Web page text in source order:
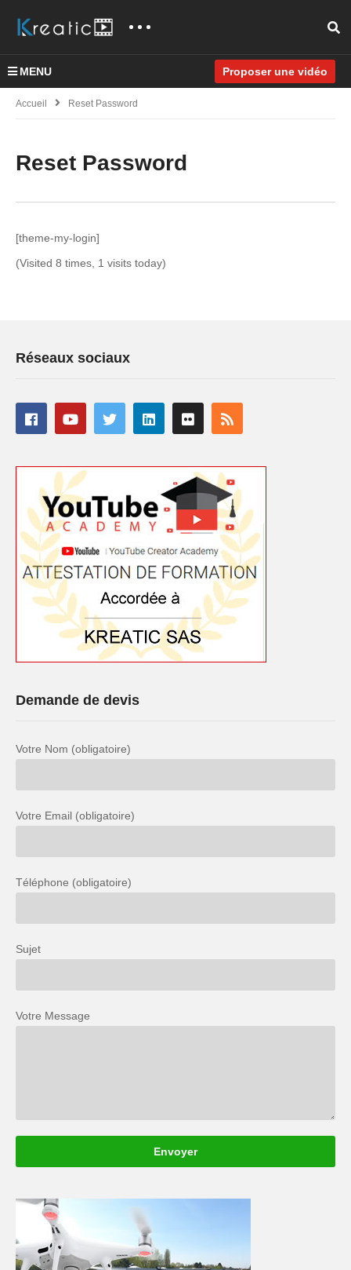
MENU Proposer une vidéo
Accueil Reset Password
Reset Password
[theme-my-login]
(Visited 8 times, 1 visits today)
Réseaux sociaux
Demande de devis
Votre Nom (obligatoire)
Votre Email (obligatoire)
Téléphone (obligatoire)
Sujet
Votre Message